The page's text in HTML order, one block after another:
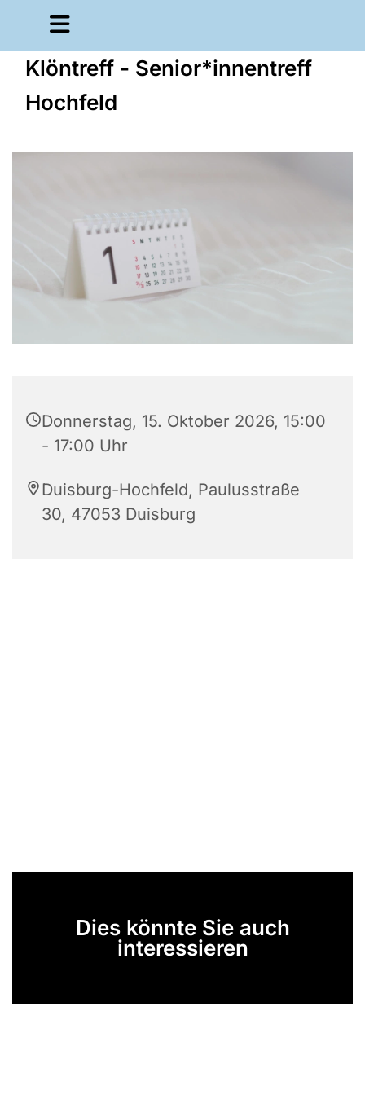
Klöntreff - Senior*innentreff
Hochfeld
Donnerstag, 15. Oktober 2026, 15:00
- 17:00 Uhr
Duisburg-Hochfeld, Paulusstraße
30, 47053 Duisburg
Dies könnte Sie auch
interessieren